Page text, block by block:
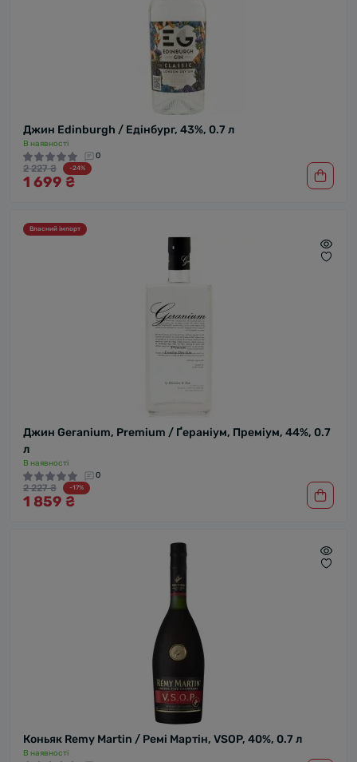
Джин Edinburgh / Едінбург, 43%, 0.7 л
В наявності
0
2 227 ₴ -24%
1 699 ₴
Власний імпорт
Джин Geranium, Premium / Ґераніум, Преміум, 44%, 0.7
л
В наявності
0
2 227 ₴ -17%
1 859 ₴
Коньяк Remy Martin / Ремі Мартін, VSOP, 40%, 0.7 л
В наявності